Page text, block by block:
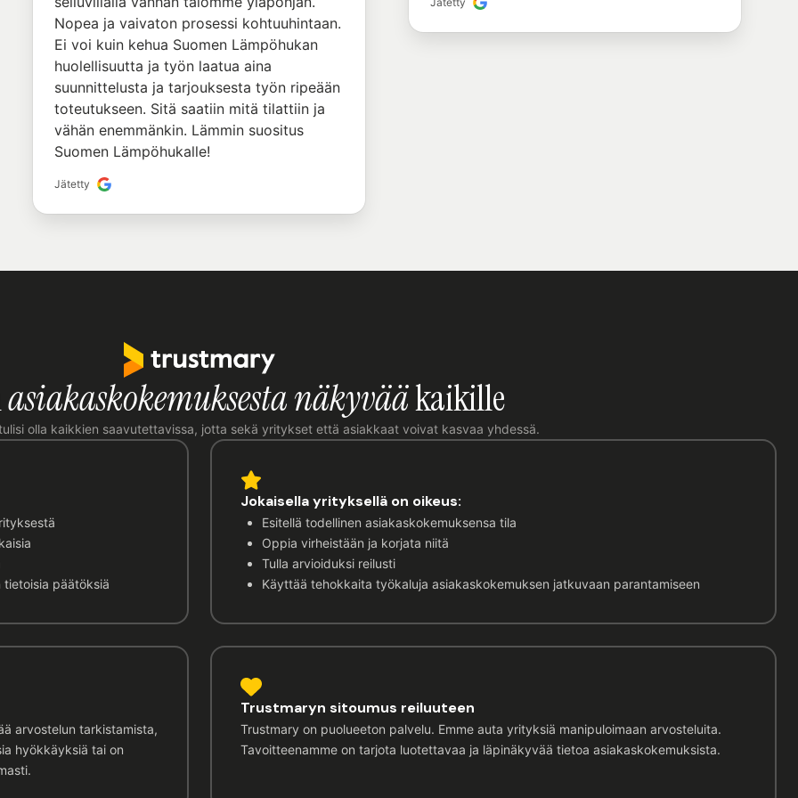
Nopea ja vaivaton prosessi kohtuuhintaan.
Ei voi kuin kehua Suomen Lämpöhukan
huolellisuutta ja työn laatua aina
suunnittelusta ja tarjouksesta työn ripeään
toteutukseen. Sitä saatiin mitä tilattiin ja
vähän enemmänkin. Lämmin suositus
Suomen Lämpöhukalle!
Jätetty
asiakaskokemuksesta näkyvääkaikille
olla kaikkien saavutettavissa, jotta sekä yritykset että asiakkaat voivat kasvaa yhdessä.
päätöksiä
Jokaisella yrityksellä on oikeus:
Esitellä todellinen asiakaskokemuksensa tila
Oppia virheistään ja korjata niitä
Tulla arvioiduksi reilusti
Käyttää tehokkaita työkaluja asiakaskokemuksen jatkuvaan parantamiseen
arvostelun tarkistamista,
hyökkäyksiä tai on
Trustmaryn sitoumus reiluuteen
Trustmary on puolueeton palvelu. Emme auta yrityksiä manipuloimaan arvosteluita.
Tavoitteenamme on tarjota luotettavaa ja läpinäkyvää tietoa asiakaskokemuksista.